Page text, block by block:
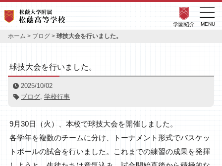
学園紹介
ホーム > ブログ > 球技大会を行いました。
球技大会を行いました。
2025/10/02
ブログ, 学校行事
9月30日（火）、本校で球技大会を開催しました。
各学年を複数のチームに分け、トーナメント形式でバスケッ
トボールの試合を行いました。これまでの練習の成果を発揮
MENU